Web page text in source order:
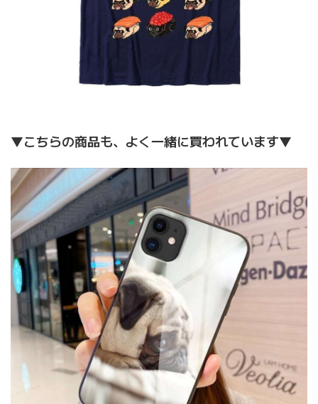
▼こちらの商品も、よく一緒に買われています▼